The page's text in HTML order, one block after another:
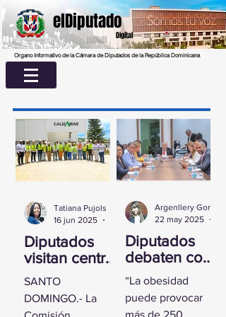
elDiputado
Digital
Organo Informativo de la Cámara de Diputados de la República Dominicana
Diputados
visitan centro
UASD La
Romana para
conocer
SANTO
DOMINGO.- La
Tatiana Pujols
16 jun 2025
Diputados
debaten con
experta
sobre la
obesidad
“La obesidad
puede provocar
más de 250
22 may 2025